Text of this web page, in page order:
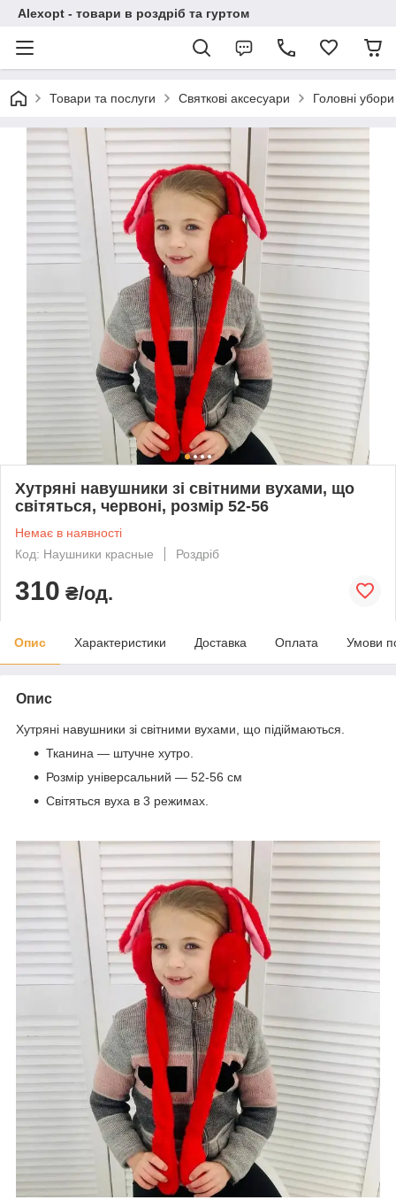
Alexopt - товари в роздріб та гуртом
Товари та послуги Святкові аксесуари Головні убори
Хутряні навушники зі світними вухами, що
світяться, червоні, розмір 52-56
Немає в наявності
Код: Наушники красные
Роздріб
310 ₴/од.
Опис Характеристики Доставка Оплата Умови
Опис
Хутряні навушники зі світними вухами, що підіймаються.
Тканина — штучне хутро.
Розмір універсальний — 52-56 см
Світяться вуха в 3 режимах.